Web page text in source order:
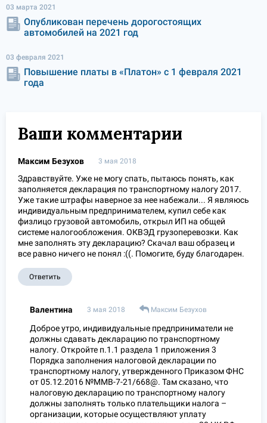
03 марта 2021
Опубликован перечень дорогостоящих
автомобилей на 2021 год
03 февраля 2021
Повышение платы в «Платон» с 1 февраля 2021
года
Ваши комментарии
Максим Безухов 3 мая 2018
Здравствуйте. Уже не могу спать, пытаюсь понять, как
заполняется декларация по транспортному налогу 2017.
Уже такие штрафы наверное за нее набежали... Я являюсь
индивидуальным предпринимателем, купил себе как
физлицо грузовой автомобиль, открыл ИП на общей
системе налогообложения. ОКВЭД грузоперевозки. Как
мне заполнять эту декларацию? Скачал ваш образец и
все равно ничего не понял :((. Помогите, буду благодарен.
Ответить
Валентина 3 мая 2018 Максим Безухов
Доброе утро, индивидуальные предприниматели не
должны сдавать декларацию по транспортному
налогу. Откройте п.1.1 раздела 1 приложения 3
Порядка заполнения налоговой декларации по
транспортному налогу, утвержденного Приказом ФНС
от 05.12.2016 №ММВ-7-21/668@. Там сказано, что
налоговую декларацию по транспортному налогу
должны заполнять только плательщики налога –
организации, которые осуществляют уплату